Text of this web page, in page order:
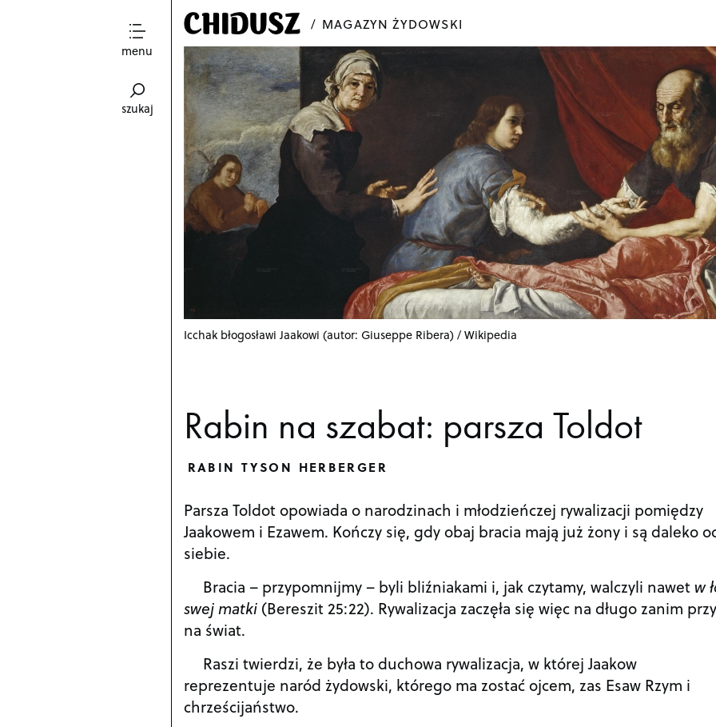
menu
szukaj
MAGAZYN ŻYDOWSKI
Icchak błogosławi Jaakowi (autor: Giuseppe Ribera) / Wikipedia
Rabin na szabat: parsza Toldot
RABIN TYSON HERBERGER
Parsza Toldot opowiada o narodzinach i młodzieńczej rywalizacji pomiędzy
Jaakowem i Ezawem. Kończy się, gdy obaj bracia mają już żony i są daleko
siebie.
Bracia – przypomnijmy – byli bliźniakami i, jak czytamy, walczyli nawet w
swej matki(Bereszit 25:22). Rywalizacja zaczęła się więc na długo zanim
na świat.
Raszi twierdzi, że była to duchowa rywalizacja, w której Jaakow
reprezentuje naród żydowski, którego ma zostać ojcem, zas Esaw Rzym i
chrześcijaństwo.